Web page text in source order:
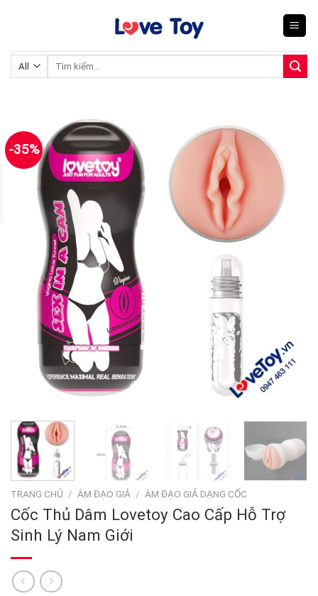
Tìm
-35%
TRANG CHỦ / ÂM ĐẠO GIẢ / ÂM ĐẠO GIẢ DẠNG CỐC
Cốc Thủ Dâm Lovetoy Cao Cấp Hỗ Trợ
Sinh Lý Nam Giới